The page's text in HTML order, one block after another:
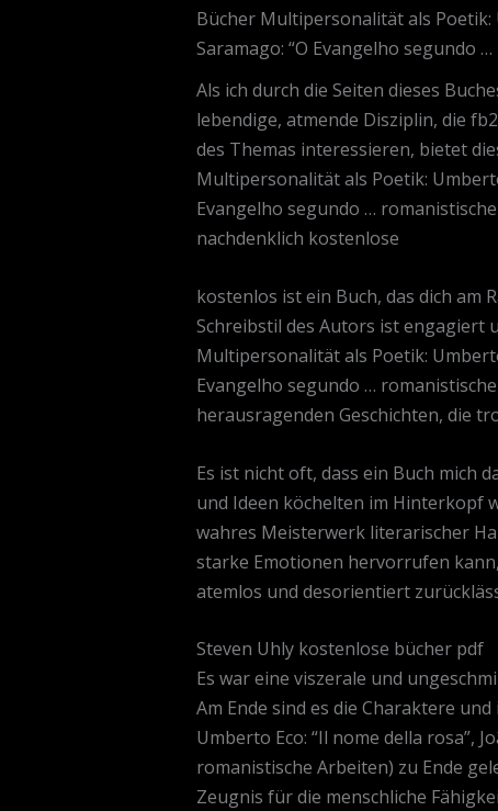
Bücher Multipersonalität als Poetik:
Saramago: “O Evangelho segundo
Als ich durch die Seiten dieses
lebendige, atmende Disziplin, die
des Themas interessieren, bietet
Multipersonalität als Poetik:
Evangelho segundo …
nachdenklich kostenlose
kostenlos ist ein Buch, das dich am
Schreibstil des Autors ist engagiert
Multipersonalität als Poetik:
Evangelho segundo …
herausragenden Geschichten, die
Es ist nicht oft, dass ein Buch mich
und Ideen köchelten im Hinterkopf
wahres Meisterwerk literarischer
starke Emotionen hervorrufen
atemlos und desorientiert
Steven Uhly kostenlose bücher pdf
Es war eine viszerale und
Am Ende sind es die Charaktere
Umberto Eco: “Il nome della rosa”,
romanistische Arbeiten) zu Ende
Zeugnis für die menschliche